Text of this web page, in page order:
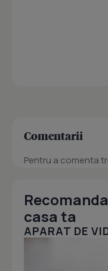
Comentarii
Pentru a comenta
casa ta
APARAT DE